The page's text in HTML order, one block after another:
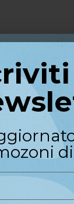
un
del
acquisto